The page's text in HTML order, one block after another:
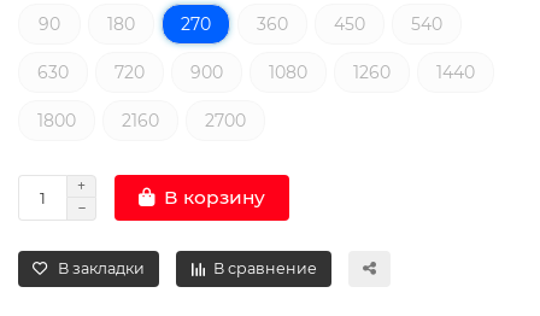
90
180 270 360 450 540
630 720 900 1080 1260 1440
1800 2160 2700
В корзину
В закладки В сравнение